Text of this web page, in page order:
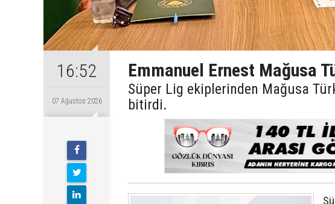
16:52
07 Ağustos 2026
Emmanuel Ernest Mağusa
Süper Lig ekiplerinden Mağusa
bitirdi.